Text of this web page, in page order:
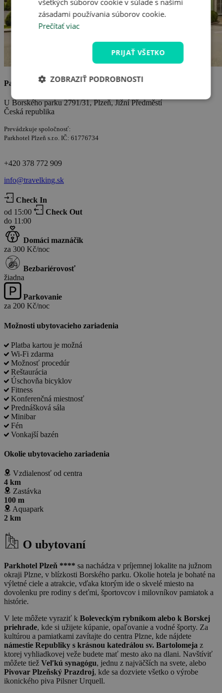
Parkhotel Plzeň ****
U Borského parku 2791/31, Plzeň, Jižní Předměstí
Česká republika
Prevádzkuje spoločnosť:
Parkhotel Plzeň s.r.o. IČ: 61776734
+420 378 772 909
info@travelking.sk
Check In
od 15:00
Check Out
do 11:00
Domáci maznáčik
za 300 Kč/noc
Bezbariérovosť
žiadna
Parkovanie
za 200 Kč/noc
Možnosti ubytovacieho zariadenia
Platba kartou je možná
Wi-Fi zdarma
Možnosť procedúr
Reštaurácia
Úschovňa bicyklov
Fitness
Konferenčná miestnosť
Prednášková sála
Minibar
Fén
Vonkajší bazén
Okolie ubytovacieho zariadenia
Vzdialenosť od centra
4 km
Zastávka
100 m
Aquapark
2 km
O ubytovaní
Parkhotel Plzeň **** sa nachádza v príjemnej lokalite na južnom
okraji Plzne, v blízkosti Borského parku. Okolie hotela je bohaté na
výletné ciele a atrakcie, vďaka ktorým ide o skvelé miesto na
dovolenku pre rodiny s deťmi, športovcov i milovníkov pamiatok a
histórie.
V lete môžete vyraziť k Boleveckým rybníkom alebo k Borskej
priehrade, kde si užijete kúpanie, opaľovanie a vodné športy. Za
kultúrou a pamiatkami zavítajte do centra Plzne, kde nájdete
námestie Republiky s krásnou katedrálou sv. Bartolomeja z
ktorej vyhliadkovej veže budete mať mesto ako na dlani. Navštíviť
môžete tiež Veľkú synagógu, jednu z najväčších na svete, alebo
Pivovar Plzeňský Prazdroj, kde sa dozviete všetko o výrobe
ikonického piva Pilsner Urquell.
všetkých súborov cookie v súlade s našimi
zásadami používania súborov cookie.
Prečítať viac
PRIJAŤ VŠETKO
ZOBRAZIŤ PODROBNOSTI